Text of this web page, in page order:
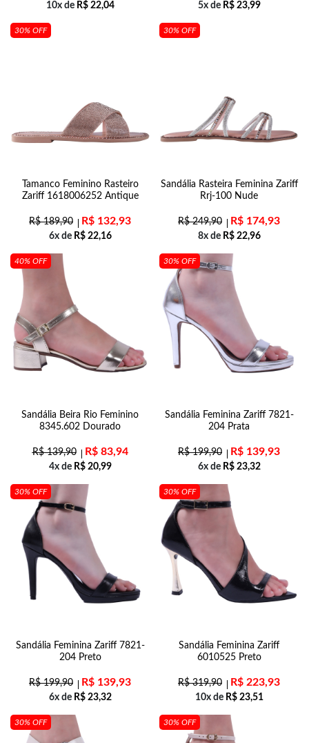
10x de R$22,04 5x de R$23,99
30% OFF
Tamanco Feminino Rasteiro
Zariff 1618006252 Antique
R$189,90 R$ 132,93
6x de R$22,16
30% OFF
Sandália Rasteira Feminina Zariff
Rrj-100 Nude
R$249,90 R$ 174,93
8x de R$22,96
40% OFF
Sandália Beira Rio Feminino
8345.602 Dourado
R$139,90 R$83,94
4x de R$20,99
30% OFF
Sandália Feminina Zariff 7821-
204 Prata
R$199,90 R$ 139,93
6x de R$23,32
30% OFF
Sandália Feminina Zariff 7821-
204 Preto
R$199,90 R$ 139,93
6x de R$23,32
30% OFF
Sandália Feminina Zariff
6010525 Preto
R$319,90 R$ 223,93
10x de R$23,51
30% OFF 30% OFF